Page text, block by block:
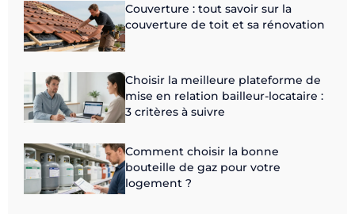
Couverture : tout savoir sur la
couverture de toit et sa rénovation
Choisir la meilleure plateforme de
mise en relation bailleur-locataire :
3 critères à suivre
Comment choisir la bonne
bouteille de gaz pour votre
logement ?